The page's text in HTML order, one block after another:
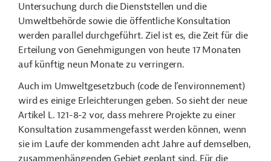
Untersuchung durch die Dienststellen und die
Umweltbehörde sowie die öffentliche Konsultation
werden parallel durchgeführt. Ziel ist es, die Zeit für die
Erteilung von Genehmigungen von heute 17 Monaten
auf künftig neun Monate zu verringern.
Auch im Umweltgesetzbuch (code de l’environnement)
wird es einige Erleichterungen geben. So sieht der neue
Artikel L. 121-8-2 vor, dass mehrere Projekte zu einer
Konsultation zusammengefasst werden können, wenn
sie im Laufe der kommenden acht Jahre auf demselben,
zusammenhängenden Gebiet geplant sind. Für die